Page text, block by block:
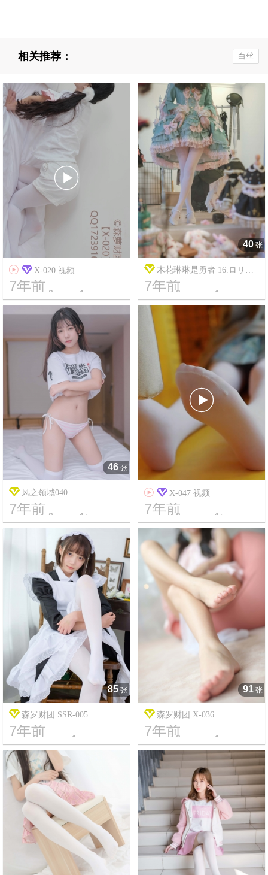
相关推荐： 白丝

 X-020 视频
7年前
8 3295
40 张
木花琳琳是勇者 16.ロリコ
レ！Vol.7
7年前
11 6065
46 张
风之领域040
7年前
8 2010

 X-047 视频
7年前
15 4593
85 张
森罗财团 SSR-005
7年前
18 12988
91 张
森罗财团 X-036
7年前
18 3837